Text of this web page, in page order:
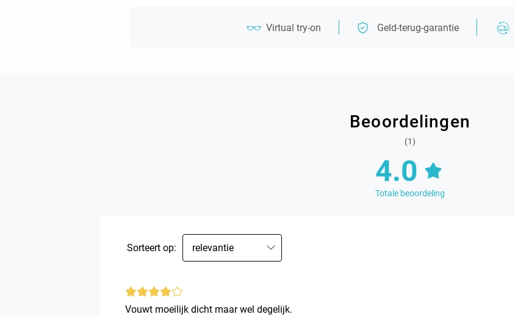
Virtual try-on Geld-terug-garantie
Beoordelingen
(1)
4.0
Totale beoordeling
Sorteert op: relevantie
Vouwt moeilijk dicht maar wel degelijk.